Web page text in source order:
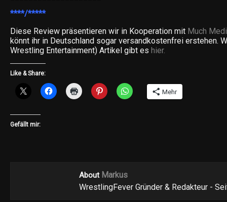
****/*****
Diese Review präsentieren wir in Kooperation mit Much
könnt ihr in Deutschland sogar versandkostenfrei erstehen.
Wrestling Entertainment) Artikel gibt es hier.
Like & Share:
Mehr
Gefällt mir:
About Markus
WrestlingFever Gründer & Redakteur -